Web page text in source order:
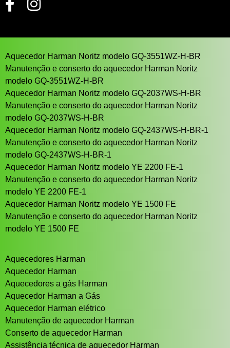
Aquecedor Harman Noritz modelo GQ-3551WZ-H-BR
Manutenção e conserto do aquecedor Harman Noritz
modelo GQ-3551WZ-H-BR
Aquecedor Harman Noritz modelo GQ-2037WS-H-BR
Manutenção e conserto do aquecedor Harman Noritz
modelo GQ-2037WS-H-BR
Aquecedor Harman Noritz modelo GQ-2437WS-H-BR-1
Manutenção e conserto do aquecedor Harman Noritz
modelo GQ-2437WS-H-BR-1
Aquecedor Harman Noritz modelo YE 2200 FE-1
Manutenção e conserto do aquecedor Harman Noritz
modelo YE 2200 FE-1
Aquecedor Harman Noritz modelo YE 1500 FE
Manutenção e conserto do aquecedor Harman Noritz
modelo YE 1500 FE
Aquecedores Harman
Aquecedor Harman
Aquecedores a gás Harman
Aquecedor Harman a Gás
Aquecedor Harman elétrico
Manutenção de aquecedor Harman
Conserto de aquecedor Harman
Assistência técnica de aquecedor Harman